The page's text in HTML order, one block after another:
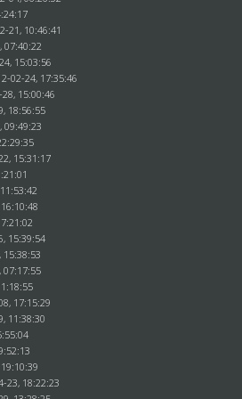
21, 10:46:41
07:40:22
15:03:56
02-24, 17:35:46
15:00:46
18:56:55
09:49:23
15:31:17
15:39:54
17:15:29
11:38:30
23, 18:22:23